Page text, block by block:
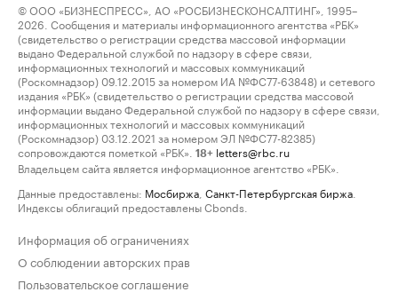
© ООО «БИЗНЕСПРЕСС», АО «РОСБИЗНЕСКОНСАЛТИНГ», 1995–
2026. Сообщения и материалы информационного агентства «РБК»
(свидетельство о регистрации средства массовой информации
выдано Федеральной службой по надзору в сфере связи,
информационных технологий и массовых коммуникаций
(Роскомнадзор) 09.12.2015 за номером ИА №ФС77-63848) и сетевого
издания «РБК» (свидетельство о регистрации средства массовой
информации выдано Федеральной службой по надзору в сфере связи,
информационных технологий и массовых коммуникаций
(Роскомнадзор) 03.12.2021 за номером ЭЛ №ФС77-82385)
сопровождаются пометкой «РБК».
18+ letters@rbc.ru
Владельцем сайта является информационное агентство «РБК».
Данные предоставлены: Мосбиржа Санкт-Петербургская биржа
Индексы облигаций предоставлены Cbonds.
Информация об ограничениях
О соблюдении авторских прав
Пользовательское соглашение